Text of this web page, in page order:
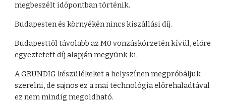
megbeszélt időpontban történik.
Budapesten és környékén nincs kiszállási díj.
Budapesttől távolabb az M0 vonzáskörzetén kívül, előre
egyeztetett díj alapján megyünk ki.
A GRUNDIG készülékeket a helyszínen megpróbáljuk
szerelni, de sajnos ez a mai technológia előrehaladtával
ez nem mindig megoldható.